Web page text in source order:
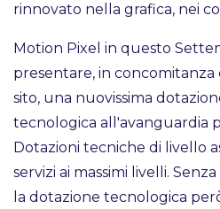
rinnovato nella grafica, nei
Motion Pixel in questo
presentare, in concomitanza
sito, una nuovissima
tecnologica all'avanguardia
Dotazioni tecniche di livello
servizi ai massimi livelli.
la dotazione tecnologica